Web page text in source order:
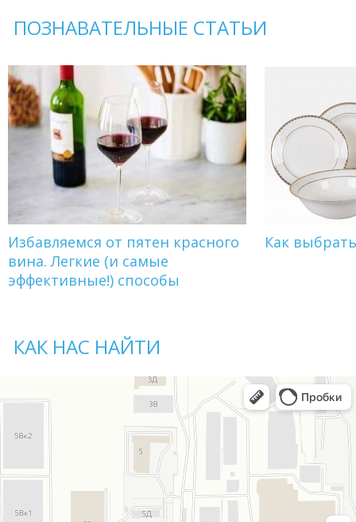
ПОЗНАВАТЕЛЬНЫЕ СТАТЬИ
Избавляемся от пятен красного
вина. Легкие (и самые
эффективные!) способы
Как
КАК НАС НАЙТИ